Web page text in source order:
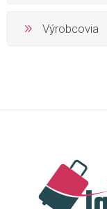
Výrobcovia